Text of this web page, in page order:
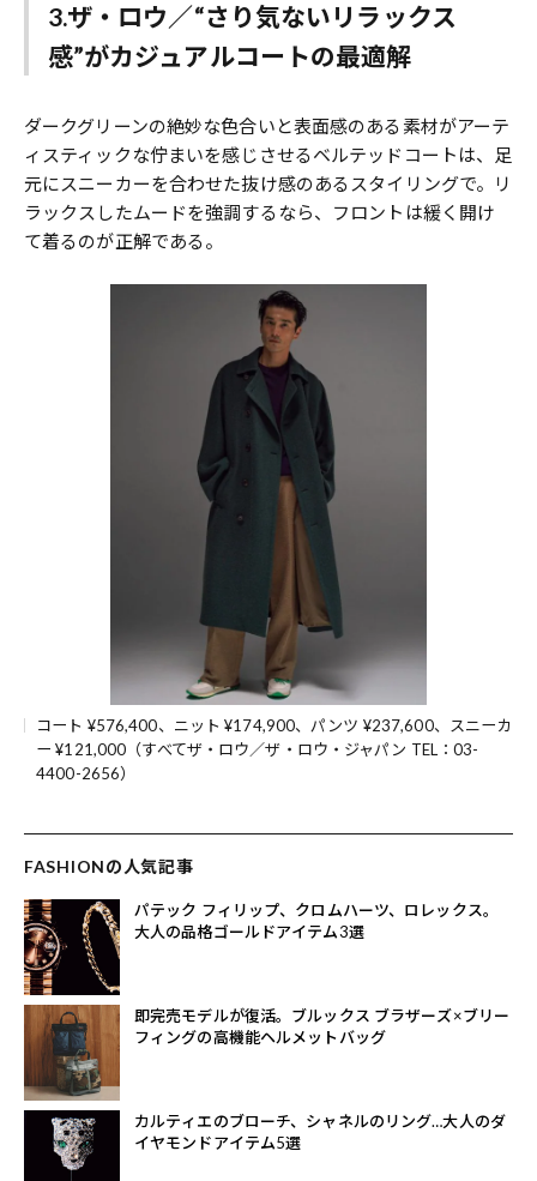
3.ザ・ロウ／“さり気ないリラックス
感”がカジュアルコートの最適解
ダークグリーンの絶妙な色合いと表面感のある素材がアーテ
ィスティックな佇まいを感じさせるベルテッドコートは、足
元にスニーカーを合わせた抜け感のあるスタイリングで。リ
ラックスしたムードを強調するなら、フロントは緩く開け
て着るのが正解である。
コート ¥576,400、ニット ¥174,900、パンツ ¥237,600、スニーカ
ー ¥121,000（すべてザ・ロウ／ザ・ロウ・ジャパン TEL：03-
4400-2656）
FASHIONの人気記事
パテック フィリップ、クロムハーツ、ロレックス。
大人の品格ゴールドアイテム3選
即完売モデルが復活。ブルックス ブラザーズ×ブリー
フィングの高機能ヘルメットバッグ
カルティエのブローチ、シャネルのリング…大人のダ
イヤモンドアイテム5選